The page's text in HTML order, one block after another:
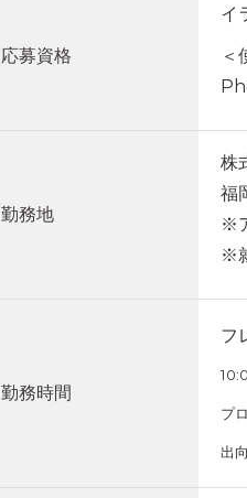
応募資格
イ
＜
勤務地
株
福
※
※
勤務時間
フ
プ
出